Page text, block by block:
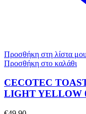
Προσθήκη στη λίστα
Προσθήκη στο καλάθι
CECOTEC
LIGHT YELLOW